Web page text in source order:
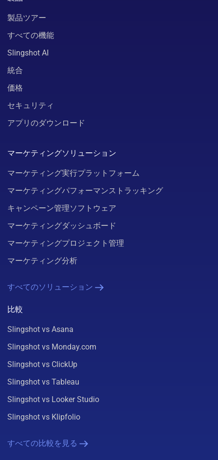
製品ツアー
すべての機能
Slingshot AI
統合
価格
セキュリティ
アプリのダウンロード
マーケティングソリューション
マーケティング実行プラットフォーム
マーケティングパフォーマンストラッキング
キャンペーン管理ソフトウェア
マーケティングダッシュボード
マーケティングプロジェクト管理
マーケティング分析
すべてのソリューション
比較
Slingshot vs Asana
Slingshot vs Monday.com
Slingshot vs ClickUp
Slingshot vs Tableau
Slingshot vs Looker Studio
Slingshot vs Klipfolio
すべての比較を見る